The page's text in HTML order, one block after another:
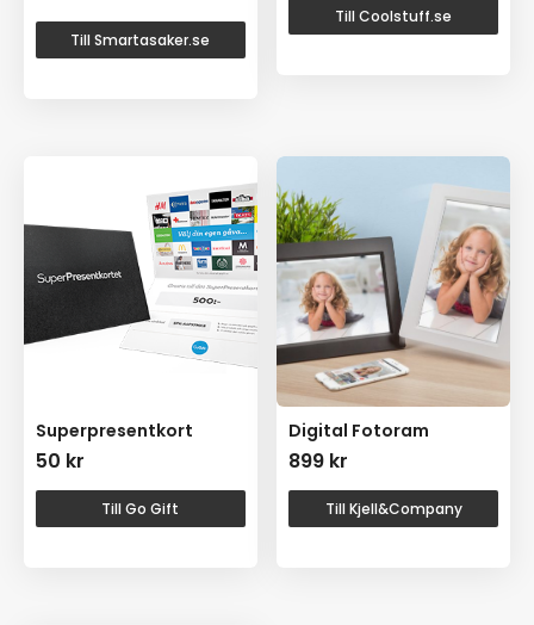
Till Smartasaker.se
Till Coolstuff.se
Superpresentkort
50 kr
Till Go Gift
Digital Fotoram
899 kr
Till Kjell&Company